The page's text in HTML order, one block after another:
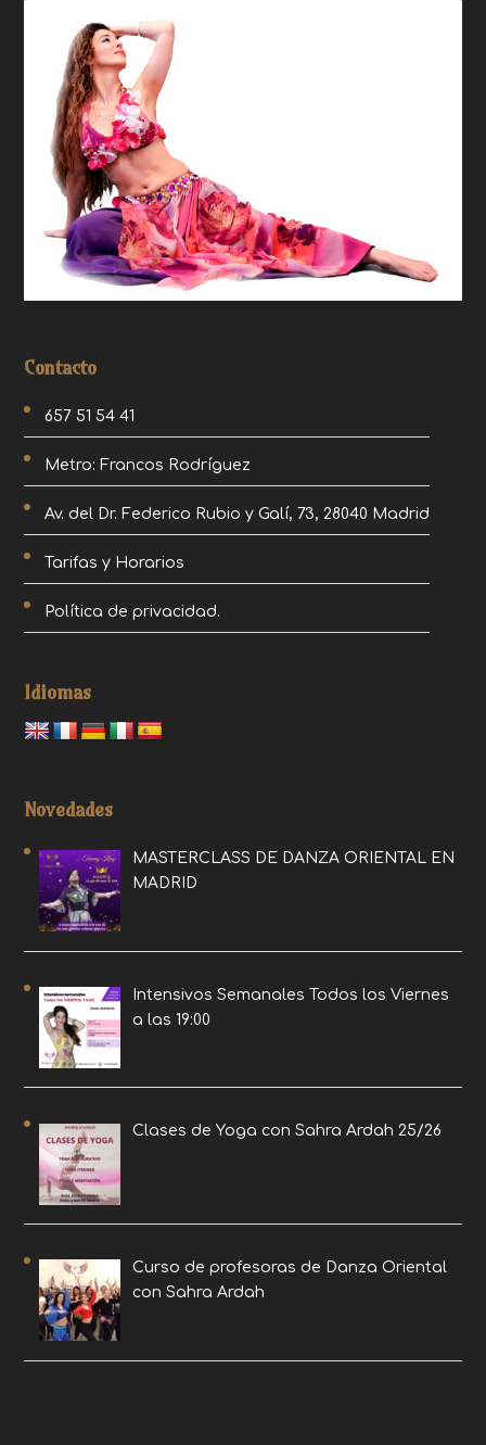
Contacto
657 51 54 41
Metro: Francos Rodríguez
Av. del Dr. Federico Rubio y Galí, 73, 28040 Madrid
Tarifas y Horarios
Política de privacidad.
Idiomas
Novedades
MASTERCLASS DE DANZA ORIENTAL EN
MADRID
Intensivos Semanales Todos los Viernes
a las 19:00
Clases de Yoga con Sahra Ardah 25/26
Curso de profesoras de Danza Oriental
con Sahra Ardah